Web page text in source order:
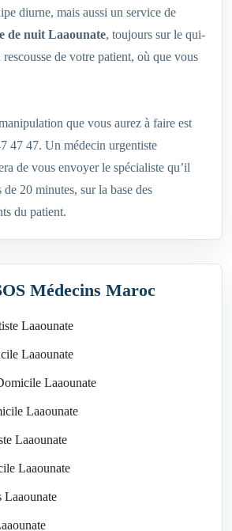
diurne, mais aussi un service de
de nuit Laaounate, toujours sur le qui-
de votre patient, où que vous
que vous aurez à faire est
47 47. Un médecin urgentiste
de vous envoyer le spécialiste qu’il
20 minutes, sur la base des
du patient.
Médecins Maroc
Laaounate
Laaounate
Laaounate
Laaounate
Laaounate
Laaounate
Laaounate